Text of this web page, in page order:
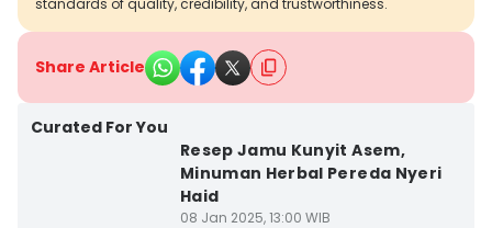
standards of quality, credibility, and trustworthiness.
Share Article
Curated For You
Resep Jamu Kunyit Asem,
Minuman Herbal Pereda Nyeri
Haid
08 Jan 2025, 13:00 WIB